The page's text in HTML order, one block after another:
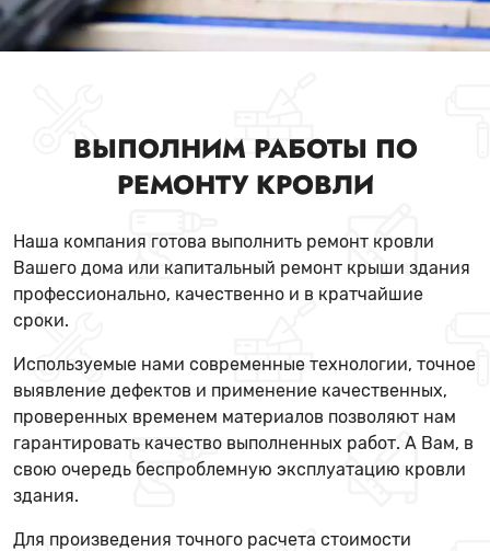
ВЫПОЛНИМ РАБОТЫ ПО
РЕМОНТУ КРОВЛИ
Наша компания готова выполнить ремонт кровли
Вашего дома или капитальный ремонт крыши здания
профессионально, качественно и в кратчайшие
сроки.
Используемые нами современные технологии, точное
выявление дефектов и применение качественных,
проверенных временем материалов позволяют нам
гарантировать качество выполненных работ. А Вам, в
свою очередь беспроблемную эксплуатацию кровли
здания.
Для произведения точного расчета стоимости